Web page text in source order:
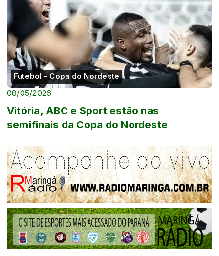
Futebol - Copa do Nordeste
08/05/2026
Vitória, ABC e Sport estão nas
semifinais da Copa do Nordeste